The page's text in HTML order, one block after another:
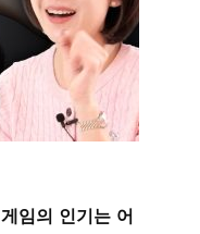
임의 인기는 어